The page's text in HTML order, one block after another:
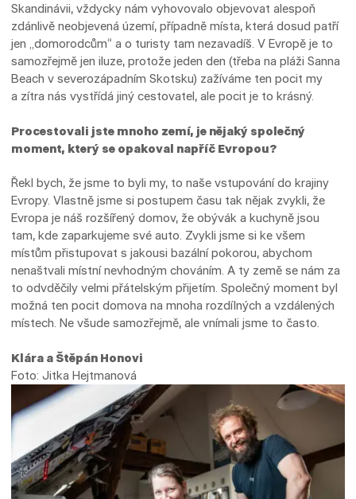
Skandinávii, vždycky nám vyhovovalo objevovat alespoň
zdánlivě neobjevená území, případně místa, která dosud patří
jen „domorodcům“ a o turisty tam nezavadíš. V Evropě je to
samozřejmě jen iluze, protože jeden den (třeba na pláži Sanna
Beach v severozápadním Skotsku) zažíváme ten pocit my
a zítra nás vystřídá jiný cestovatel, ale pocit je to krásný.
Procestovali jste mnoho zemí, je nějaký společný
moment, který se opakoval napříč Evropou?
Řekl bych, že jsme to byli my, to naše vstupování do krajiny
Evropy. Vlastně jsme si postupem času tak nějak zvykli, že
Evropa je náš rozšířený domov, že obývák a kuchyně jsou
tam, kde zaparkujeme své auto. Zvykli jsme si ke všem
místům přistupovat s jakousi bazální pokorou, abychom
nenaštvali místní nevhodným chováním. A ty země se nám za
to odvděčily velmi přátelským přijetím. Společný moment byl
možná ten pocit domova na mnoha rozdílných a vzdálených
místech. Ne všude samozřejmě, ale vnímali jsme to často.
Klára a Štěpán Honovi
Foto: Jitka Hejtmanová